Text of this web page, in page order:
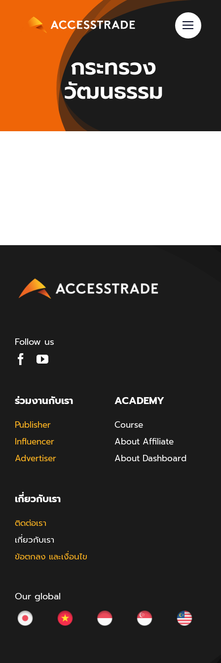
กระทรวง
วัฒนธรรม
Follow us
ร่วมงานกับเรา
Publisher
Influencer
Advertiser
ACADEMY
Course
About Affiliate
About Dashboard
เกี่ยวกับเรา
ติดต่อเรา
เกี่ยวกับเรา
ข้อตกลง และเงื่อนไข
Our global